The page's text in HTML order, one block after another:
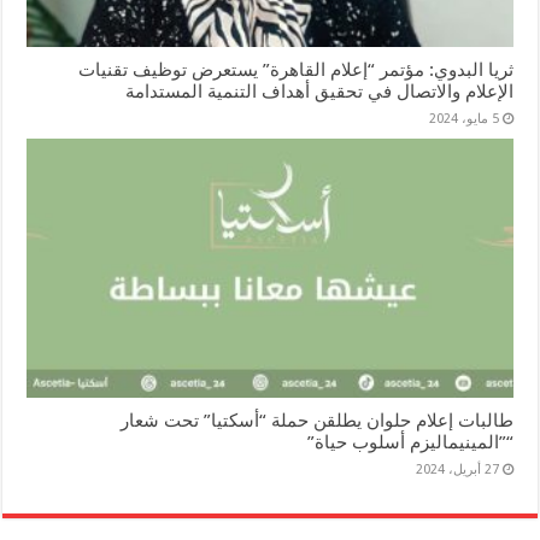
ثريا البدوي: مؤتمر “إعلام القاهرة” يستعرض توظيف تقنيات
الإعلام والاتصال في تحقيق أهداف التنمية المستدامة
5 مايو، 2024
طالبات إعلام حلوان يطلقن حملة “أسكتيا” تحت شعار
“”المينيماليزم أسلوب حياة”
27 أبريل، 2024